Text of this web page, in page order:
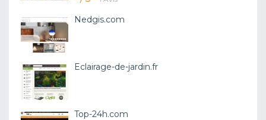
Nedgis.com
Eclairage-de-jardin.fr
Top-24h.com